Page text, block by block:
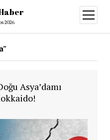
2026
aç
Asya’damı